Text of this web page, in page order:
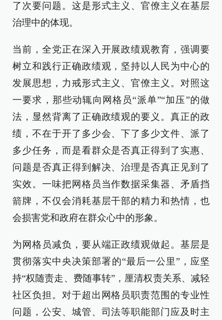
了次要问题。这是形式主义、官僚主义在基层
治理中的体现。
当前，全党正在深入开展政绩观教育，强调要
树立和践行正确政绩观，坚持以人民为中心的
发展思想，力戒形式主义、官僚主义。对照这
一要求，那些动辄向网格员“派单”“加压”的做
法，显然背离了正确政绩观的要义。真正的政
绩，不在于开了多少会、下了多少文件、派了
多少任务，而是看群众是否真正得到了实惠、
问题是否真正得到解决、治理是否真正见到了
实效。一味把网格员当作数据采集器、矛盾挡
箭牌，不仅会消耗基层干部的精力和热情，也
会损害党和政府在群众心中的形象。
为网格员减负，要从端正政绩观做起。基层是
贯彻落实中央决策部署的“最后一公里”，应坚
持“权随责走、费随事转”，厘清权责关系、减轻
社区负担。对于超出网格员职责范围的专业性
问题，公安、城管、司法等职能部门应及时主